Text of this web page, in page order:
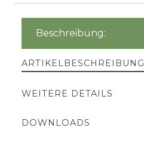
Beschreibung:
ARTIKELBESCHREIBUNG
WEITERE DETAILS
DOWNLOADS